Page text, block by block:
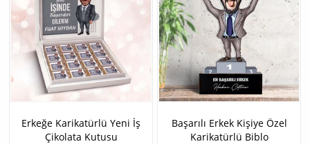
Erkeğe Karikatürlü Yeni İş
Çikolata Kutusu
Başarılı Erkek Kişiye Özel
Karikatürlü Biblo